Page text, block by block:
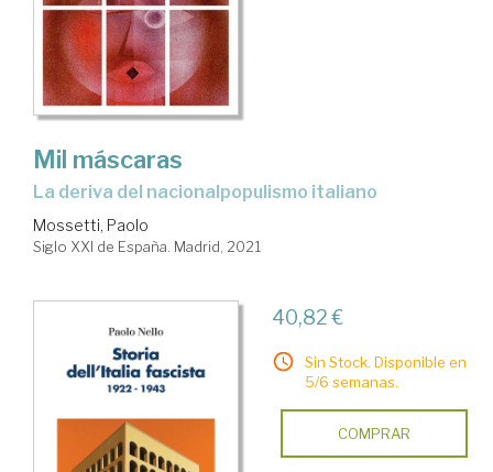
Mil máscaras
la deriva del nacionalpopulismo italiano
Mossetti, Paolo
Siglo XXI de España. Madrid, 2021
40,82 €
Sin Stock. Disponible en
5/6 semanas.
COMPRAR